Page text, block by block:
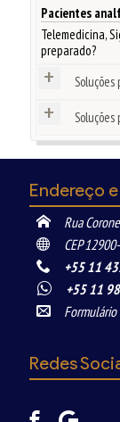
Pacientes
Telemedicina,
preparado?
+ Soluções
+ Soluções
Endereço
Rua
CEP
+55 11
+55 11
Formulário
Redes